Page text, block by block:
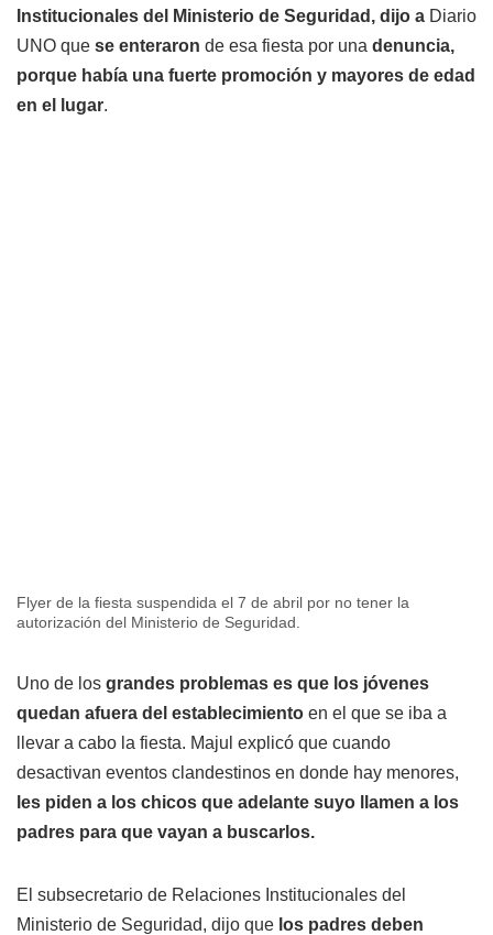
Institucionales del Ministerio de Seguridad, dijo a Diario
UNO que se enteraron de esa fiesta por una denuncia,
porque había una fuerte promoción y mayores de edad
en el lugar.
Flyer de la fiesta suspendida el 7 de abril por no tener la
autorización del Ministerio de Seguridad.
Uno de los grandes problemas es que los jóvenes
quedan afuera del establecimiento en el que se iba a
llevar a cabo la fiesta. Majul explicó que cuando
desactivan eventos clandestinos en donde hay menores,
les piden a los chicos que adelante suyo llamen a los
padres para que vayan a buscarlos.
El subsecretario de Relaciones Institucionales del
Ministerio de Seguridad, dijo que los padres deben